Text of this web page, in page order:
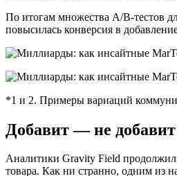
По итогам множества A/B-тестов
повысилась конверсия в
*1 и 2. Примеры вариаций
Добавит — не добавит
Аналитики Gravity Field
товара. Как ни странно, одним из